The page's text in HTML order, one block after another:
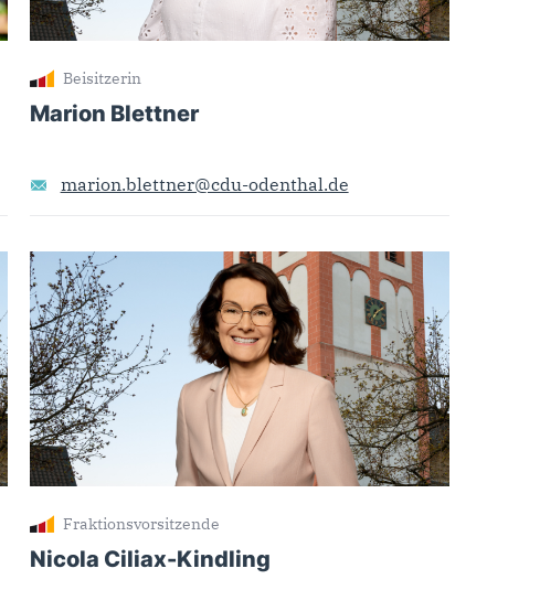
Beisitzerin
Marion Blettner
marion.blettner@cdu-odenthal.de
Fraktionsvorsitzende
Nicola Ciliax-Kindling